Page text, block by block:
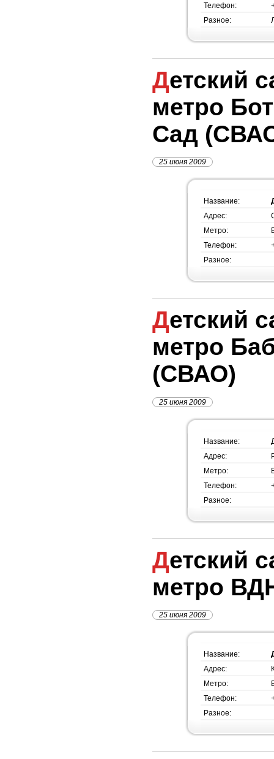
Телефон:
Разное:
Детский сад №1434,
метро
Сад
25 июня 2009
Название:
Адрес:
Метро:
Телефон:
Разное:
Детский сад №1431,
метро
(СВАО)
25 июня 2009
Название:
Адрес:
Метро:
Телефон:
Разное:
Детский сад №1419,
метро
25 июня 2009
Название:
Адрес:
Метро:
Телефон:
Разное: